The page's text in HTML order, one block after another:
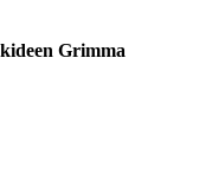
Grimma